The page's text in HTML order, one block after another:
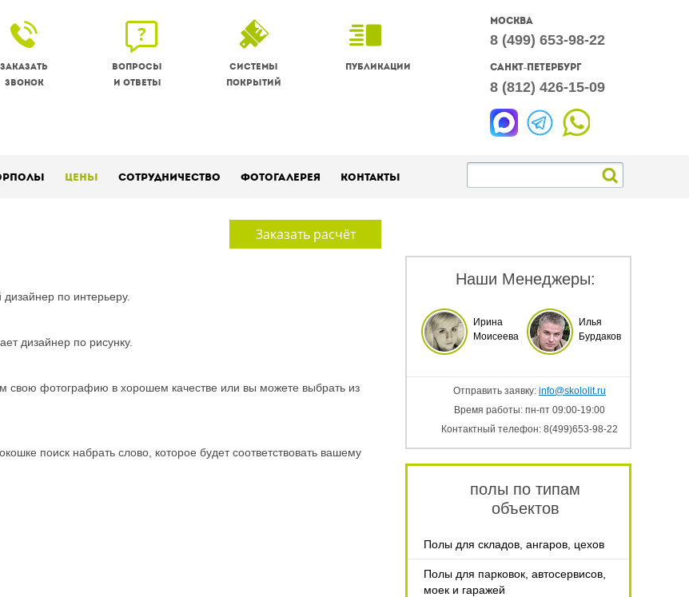
Москва
8 (499) 653-98-22
Санкт-Петербург
8 (812) 426-15-09
Заказать
звонок
Вопросы
и ответы
Системы
покрытий
Публикации
Цены Сотрудничество Фотогалерея Контакты
Наши Менеджеры:
Ирина
Моисеева
Илья
Бурдаков
Отправить заявку: info@skololit.ru
Время работы: пн-пт 09:00-19:00
Контактный телефон: 8(499)653-98-22
полы по типам
объектов
Полы для складов, ангаров, цехов
Полы для парковок, автосервисов,
моек и гаражей
Заказать расчёт
по интерьеру.
дизайнер по рисунку.
свою фотографию в хорошем качестве или вы можете выбрать из
поиск набрать слово, которое будет соответствовать вашему